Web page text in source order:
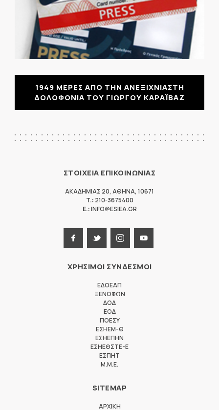
1949 ΜΕΡΕΣ ΑΠΟ ΤΗΝ ΑΝΕΞΙΧΝΙΑΣΤΗ
ΔΟΛΟΦΟΝΙΑ ΤΟΥ ΓΙΩΡΓΟΥ ΚΑΡΑΪΒΑΖ
ΣΤΟΙΧΕΙΑ ΕΠΙΚΟΙΝΩΝΙΑΣ
ΑΚΑΔΗΜΙΑΣ 20, ΑΘΗΝΑ, 10671
T.: 210-3675400
E.:INFO@ESIEA.GR
ΧΡΗΣΙΜΟΙ ΣΥΝΔΕΣΜΟΙ
ΕΔΟΕΑΠ
ΞΕΝΟΦΩΝ
ΔΟΔ
ΕΟΔ
ΠΟΕΣΥ
ΕΣΗΕΜ-Θ
ΕΣΗΕΠΗΝ
ΕΣΗΕΘΣΤΕ-Ε
ΕΣΠΗΤ
M.M.E.
SITEMAP
ΑΡΧΙΚΗ